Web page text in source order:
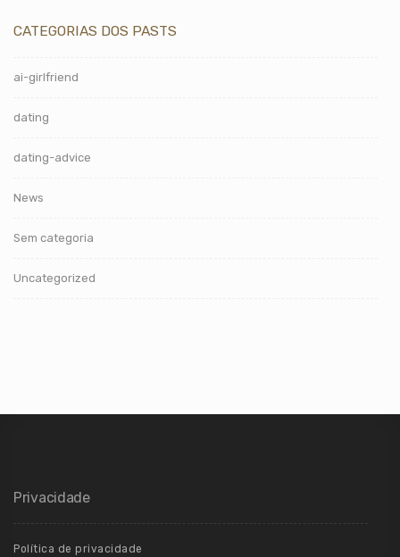
CATEGORIAS DOS PASTS
ai-girlfriend
dating
dating-advice
News
Sem categoria
Uncategorized
Privacidade
Política de privacidade